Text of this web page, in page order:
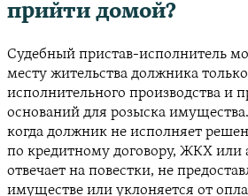
прийти домой?
Судебный пристав-исполнитель
месту жительства должника
исполнительного производства и
оснований для розыска
когда должник не исполняет
по кредитному договору, ЖКХ или
отвечает на повестки, не
имуществе или уклоняется от